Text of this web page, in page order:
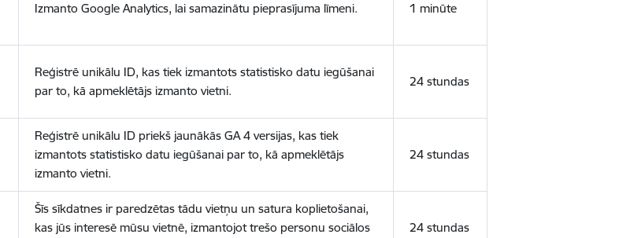
Izmanto Google Analytics, lai samazinātu pieprasījuma līmeni. 1 minūte
Reģistrē unikālu ID, kas tiek izmantots statistisko datu iegūšanai
par to, kā apmeklētājs izmanto vietni.
24 stundas
Reģistrē unikālu ID priekš jaunākās GA 4 versijas, kas tiek
izmantots statistisko datu iegūšanai par to, kā apmeklētājs
izmanto vietni.
24 stundas
Šīs sīkdatnes ir paredzētas tādu vietņu un satura koplietošanai,
kas jūs interesē mūsu vietnē, izmantojot trešo personu sociālos
24 stundas